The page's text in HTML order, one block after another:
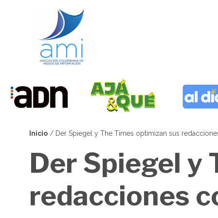
enlaces
ayuda
Inicio Der Spiegel y The Times optimizan sus
Der Spiegel y
redacciones